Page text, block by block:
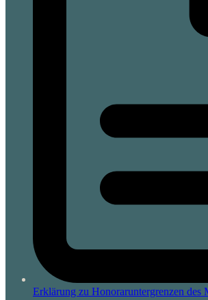
Erklärung zu Honoraruntergrenzen des